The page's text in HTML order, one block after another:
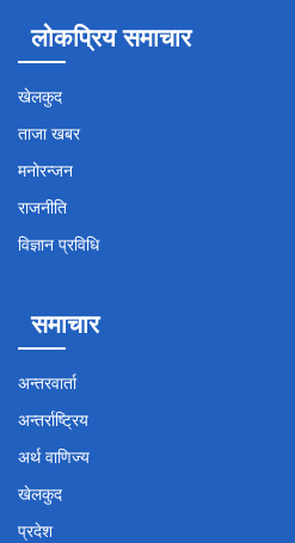
लोकप्रिय समाचार
खेलकुद
ताजा खबर
मनोरन्जन
राजनीति
विज्ञान प्रविधि
समाचार
अन्तरवार्ता
अन्तर्राष्ट्रिय
अर्थ वाणिज्य
खेलकुद
प्रदेश